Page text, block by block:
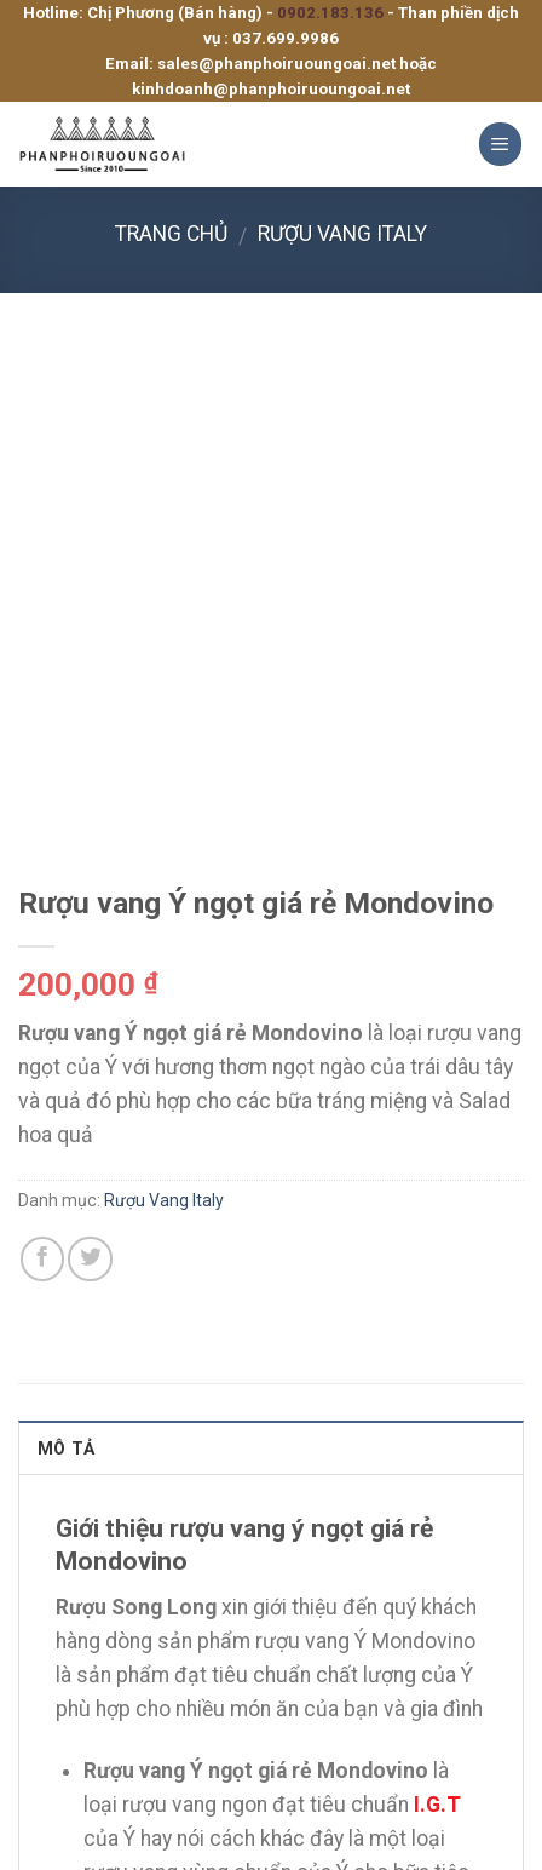
SkipHotline: Chị Phương (Bán hàng) - 0902.183.136 - Than phiền dịch
vụ : 037.699.9986
Email: sales@phanphoiruoungoai.net hoặc
kinhdoanh@phanphoiruoungoai.net
TRANG CHỦ / RƯỢU VANG ITALY
Rượu vang Ý ngọt giá rẻ Mondovino
200,000 ₫
Rượu vang Ý ngọt giá rẻ Mondovino là loại rượu vang
ngọt của Ý với hương thơm ngọt ngào của trái dâu tây
và quả đó phù hợp cho các bữa tráng miệng và Salad
hoa quả
Danh mục: Rượu Vang Italy
MÔ TẢ
Giới thiệu rượu vang ý ngọt giá rẻ
Mondovino
Rượu Song Long xin giới thiệu đến quý khách
hàng dòng sản phẩm rượu vang Ý Mondovino
là sản phẩm đạt tiêu chuẩn chất lượng của Ý
phù hợp cho nhiều món ăn của bạn và gia đình
Rượu vang Ý ngọt giá rẻ Mondovino là
loại rượu vang ngon đạt tiêu chuẩn I.G.T
của Ý hay nói cách khác đây là một loại